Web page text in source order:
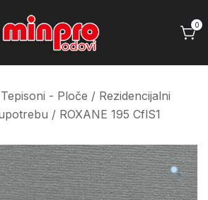
podovi
0
- Ploče / Rezidencijalni
/ ROXANE 195 CflS1